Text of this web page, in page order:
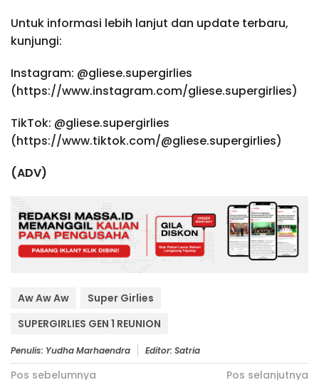
Untuk informasi lebih lanjut dan update terbaru,
kunjungi:
Instagram: @gliese.supergirlies
(https://www.instagram.com/gliese.supergirlies)
TikTok: @gliese.supergirlies
(https://www.tiktok.com/@gliese.supergirlies)
(ADV)
Aw Aw Aw
Super Girlies
SUPERGIRLIES GEN 1 REUNION
Penulis: Yudha Marhaendra Editor: Satria
Pos sebelumnya Pos selanjutnya